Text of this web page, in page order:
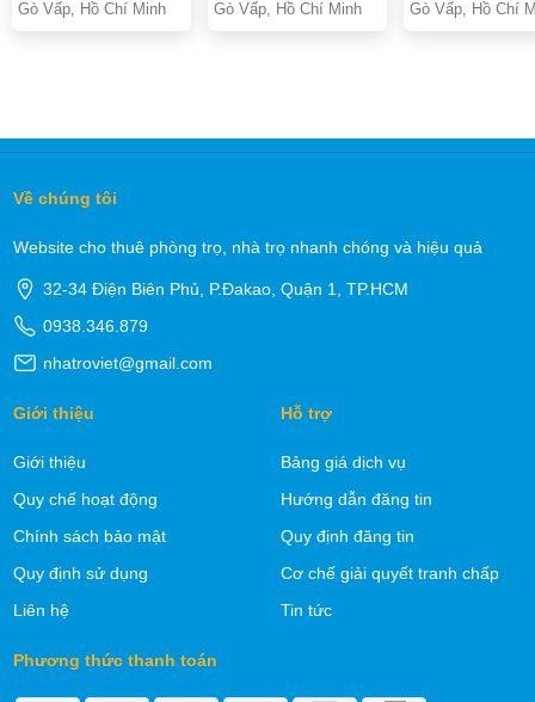
Gò Vấp, Hồ Chí Minh Gò Vấp, Hồ Chí Minh Gò Vấp, Hồ Chí
Về chúng tôi
Website cho thuê phòng trọ, nhà trọ nhanh chóng và hiệu quả
32-34 Điện Biên Phủ, P.Đakao, Quận 1, TP.HCM
0938.346.879
nhatroviet@gmail.com
Giới thiệu
Giới thiệu
Quy chế hoạt động
Chính sách bảo mật
Quy định sử dụng
Liên hệ
Hỗ trợ
Bảng giá dịch vụ
Hướng dẫn đăng tin
Quy định đăng tin
Cơ chế giải quyết tranh chấp
Tin tức
Phương thức thanh toán